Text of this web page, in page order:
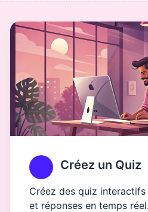
Créez un Quiz
Créez des quiz
et réponses en temps